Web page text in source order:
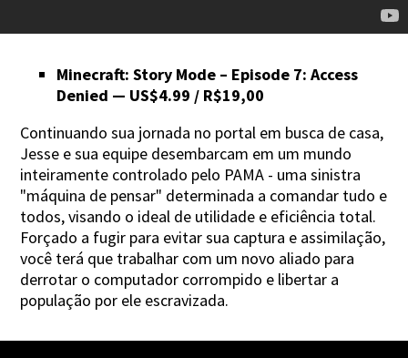
Minecraft: Story Mode – Episode 7: Access
Denied — US$4.99 / R$19,00
Continuando sua jornada no portal em busca de casa,
Jesse e sua equipe desembarcam em um mundo
inteiramente controlado pelo PAMA - uma sinistra
"máquina de pensar" determinada a comandar tudo e
todos, visando o ideal de utilidade e eficiência total.
Forçado a fugir para evitar sua captura e assimilação,
você terá que trabalhar com um novo aliado para
derrotar o computador corrompido e libertar a
população por ele escravizada.